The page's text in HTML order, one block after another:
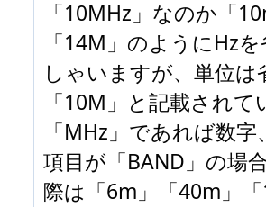
「10MHz」なのか「
「14M」のようにHz
しゃいますが、単位
「10M」と記載され
「MHz」であれば数
項目が「BAND」の場
際は「6m」「40m」